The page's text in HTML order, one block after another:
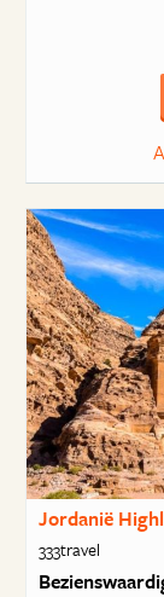
Jordanië
333travel